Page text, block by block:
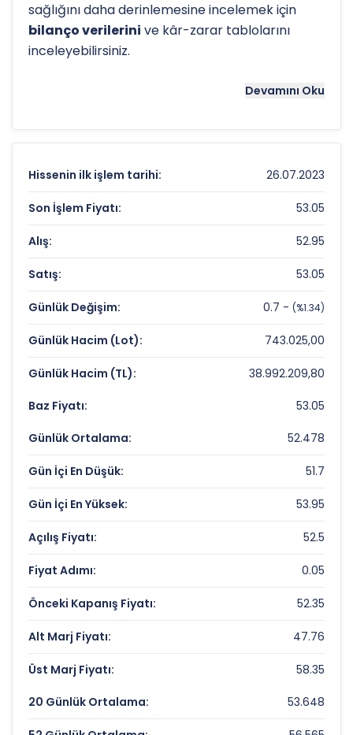
sağlığını daha derinlemesine incelemek için
bilanço verilerini ve kâr-zarar tablolarını
inceleyebilirsiniz.
Hissenin uzun vadeli trendini ve potansiyel
analizgöstergeleri önemli bir araçtır. Hissenin
81.16608675 TLolan 52 haftalık zirvesi ve49.9
TL
olan dip seviyesi, analistlerin
hedef fiyat
belirlemelerinde referans noktaları olarak
kullanılır. GLCVY
analizlerineteknik analiz sayfamızdan
ulaşabilirsiniz.
GELECEK VARLIK YONETIMI Fiyat ve Getiri
Karnesi
Anlık Fiyat:
53,05 TL
Günlük Değişim:
1,34%
Yıllık Getiri:
%-30,96
GELECEK VARLIK YONETIMI Değerleme
Çarpanları
Fiyat/Kazanç (F/K):
4.78
Piyasa Değeri/Defter Değeri (PD/DD):
1.74
GELECEK VARLIK YONETIMI Rekorlar ve
Önemli Seviyeler
Bugün Gördüğü En Yüksek Fiyat:
Son 1 Yılın Zirvesi:
81.16608675 TL
Son 1 Yılın Dibi:
49.9 TL
Devamını Oku
Hissenin ilk işlem tarihi: 26.07.2023
Son İşlem Fiyatı: 53.05
Alış: 52.95
Satış: 53.05
Günlük Değişim: 0.7 - (%1.34)
Günlük Hacim (Lot): 743.025,00
Günlük Hacim (TL): 38.992.209,80
Baz Fiyatı: 53.05
Günlük Ortalama: 52.478
Gün İçi En Düşük: 51.7
Gün İçi En Yüksek: 53.95
Açılış Fiyatı: 52.5
Fiyat Adımı: 0.05
Önceki Kapanış Fiyatı: 52.35
Alt Marj Fiyatı: 47.76
Üst Marj Fiyatı: 58.35
20 Günlük Ortalama: 53.648